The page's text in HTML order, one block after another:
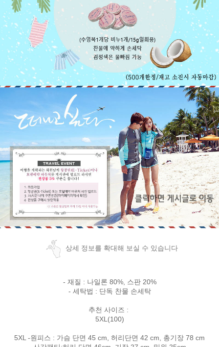
상세 정보를 확대해 보실 수 있습니다
- 재질 : 나일론 80%, 스판 20%
- 세탁법 : 단독 찬물 손세탁
추천 사이즈 :
5XL(100)
5XL -원피스 : 가슴 단면 45 cm, 허리단면 42 cm, 총기장 78 cm